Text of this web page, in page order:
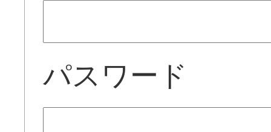
パスワード